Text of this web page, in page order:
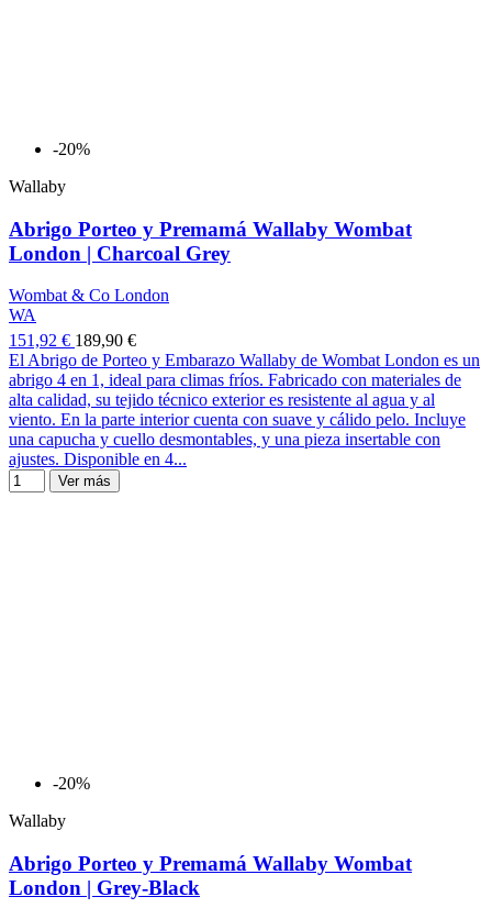
-20%
Wallaby
Abrigo Porteo y Premamá Wallaby Wombat
London | Charcoal Grey
Wombat & Co London
WA
151,92 € 189,90 €
El Abrigo de Porteo y Embarazo Wallaby de Wombat London es un
abrigo 4 en 1, ideal para climas fríos. Fabricado con materiales de
alta calidad, su tejido técnico exterior es resistente al agua y al
viento. En la parte interior cuenta con suave y cálido pelo. Incluye
una capucha y cuello desmontables, y una pieza insertable con
ajustes. Disponible en 4...
Ver más
-20%
Wallaby
Abrigo Porteo y Premamá Wallaby Wombat
London | Grey-Black